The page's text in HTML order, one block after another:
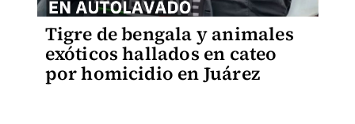
Tigre de bengala y animales
exóticos hallados en cateo
por homicidio en Juárez